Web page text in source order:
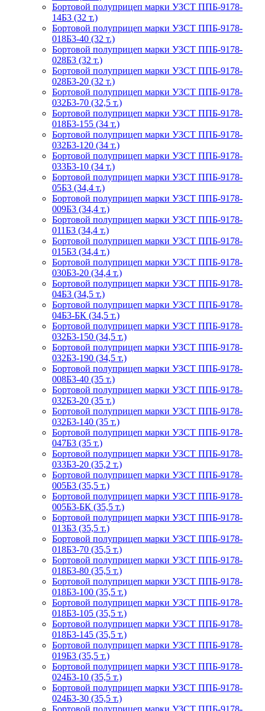
Бортовой полуприцеп марки УЗСТ ППБ-9178-
14Б3 (32 т.)
Бортовой полуприцеп марки УЗСТ ППБ-9178-
018Б3-40 (32 т.)
Бортовой полуприцеп марки УЗСТ ППБ-9178-
028Б3 (32 т.)
Бортовой полуприцеп марки УЗСТ ППБ-9178-
028Б3-20 (32 т.)
Бортовой полуприцеп марки УЗСТ ППБ-9178-
032Б3-70 (32,5 т.)
Бортовой полуприцеп марки УЗСТ ППБ-9178-
018Б3-155 (34 т.)
Бортовой полуприцеп марки УЗСТ ППБ-9178-
032Б3-120 (34 т.)
Бортовой полуприцеп марки УЗСТ ППБ-9178-
033Б3-10 (34 т.)
Бортовой полуприцеп марки УЗСТ ППБ-9178-
05Б3 (34,4 т.)
Бортовой полуприцеп марки УЗСТ ППБ-9178-
009Б3 (34,4 т.)
Бортовой полуприцеп марки УЗСТ ППБ-9178-
011Б3 (34,4 т.)
Бортовой полуприцеп марки УЗСТ ППБ-9178-
015Б3 (34,4 т.)
Бортовой полуприцеп марки УЗСТ ППБ-9178-
030Б3-20 (34,4 т.)
Бортовой полуприцеп марки УЗСТ ППБ-9178-
04Б3 (34,5 т.)
Бортовой полуприцеп марки УЗСТ ППБ-9178-
04Б3-БК (34,5 т.)
Бортовой полуприцеп марки УЗСТ ППБ-9178-
032Б3-150 (34,5 т.)
Бортовой полуприцеп марки УЗСТ ППБ-9178-
032Б3-190 (34,5 т.)
Бортовой полуприцеп марки УЗСТ ППБ-9178-
008Б3-40 (35 т.)
Бортовой полуприцеп марки УЗСТ ППБ-9178-
032Б3-20 (35 т.)
Бортовой полуприцеп марки УЗСТ ППБ-9178-
032Б3-140 (35 т.)
Бортовой полуприцеп марки УЗСТ ППБ-9178-
047Б3 (35 т.)
Бортовой полуприцеп марки УЗСТ ППБ-9178-
033Б3-20 (35,2 т.)
Бортовой полуприцеп марки УЗСТ ППБ-9178-
005Б3 (35,5 т.)
Бортовой полуприцеп марки УЗСТ ППБ-9178-
005Б3-БК (35,5 т.)
Бортовой полуприцеп марки УЗСТ ППБ-9178-
013Б3 (35,5 т.)
Бортовой полуприцеп марки УЗСТ ППБ-9178-
018Б3-70 (35,5 т.)
Бортовой полуприцеп марки УЗСТ ППБ-9178-
018Б3-80 (35,5 т.)
Бортовой полуприцеп марки УЗСТ ППБ-9178-
018Б3-100 (35,5 т.)
Бортовой полуприцеп марки УЗСТ ППБ-9178-
018Б3-105 (35,5 т.)
Бортовой полуприцеп марки УЗСТ ППБ-9178-
018Б3-145 (35,5 т.)
Бортовой полуприцеп марки УЗСТ ППБ-9178-
019Б3 (35,5 т.)
Бортовой полуприцеп марки УЗСТ ППБ-9178-
024Б3-10 (35,5 т.)
Бортовой полуприцеп марки УЗСТ ППБ-9178-
024Б3-30 (35,5 т.)
Бортовой полуприцеп марки УЗСТ ППБ-9178-